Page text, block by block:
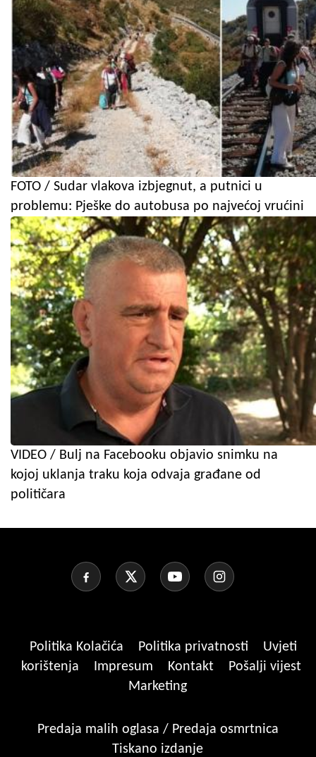
FOTO / Sudar vlakova izbjegnut, a putnici u
problemu: Pješke do autobusa po najvećoj vrućini
VIDEO / Bulj na Facebooku objavio snimku na
kojoj uklanja traku koja odvaja građane od
političara
Politika Kolačića Politika privatnosti
Uvjeti
korištenja
Impresum Kontakt
Pošalji vijest
Marketing
Predaja malih oglasa / Predaja osmrtnica
Tiskano izdanje